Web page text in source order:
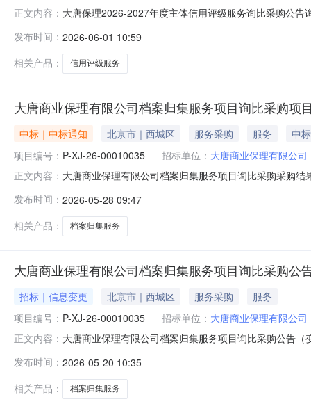
正文内容： 大唐保理2026-2027年度主体信用评级服务询比采购公
机构：中国大唐集团有限公司物资分公司九、采购执行
发布时间： 2026-06-01 10:59
相关产品：
信用评级服务
大唐商业保理有限公司档案归集服务项目询比采购项
中标｜中标通知 北京市｜西城区 服务采购 服务
中
项目编号： P-XJ-26-00010035 招标单位： 大唐商业保理有限公司
正文内容： 大唐商业保理有限公司档案归集服务项目询比采购采购
人及联系方式：大唐商业保理有限公司；18515528817
发布时间： 2026-05-28 09:47
相关产品：
档案归集服务
大唐商业保理有限公司档案归集服务项目询比采购公
招标｜信息变更 北京市｜西城区 服务采购
服务
项目编号： P-XJ-26-00010035 招标单位： 大唐商业保理有限公司
正文内容： 大唐商业保理有限公司档案归集服务项目询比采购公告
八、采购代理机构：中国大唐集团有限公司物资分公司
发布时间： 2026-05-20 10:35
相关产品：
档案归集服务